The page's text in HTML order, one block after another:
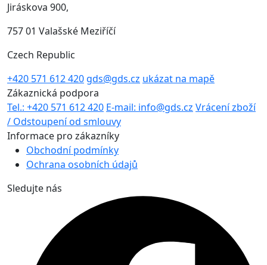
Jiráskova 900,
757 01 Valašské Meziříčí
Czech Republic
+420 571 612 420 gds@gds.cz ukázat na mapě
Zákaznická podpora
Tel.: +420 571 612 420 E-mail: info@gds.cz Vrácení zboží
/ Odstoupení od smlouvy
Informace pro zákazníky
Obchodní podmínky
Ochrana osobních údajů
Sledujte nás